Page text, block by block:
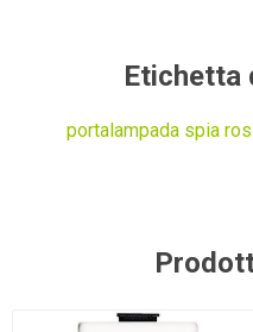
Etichetta
portalampada spia